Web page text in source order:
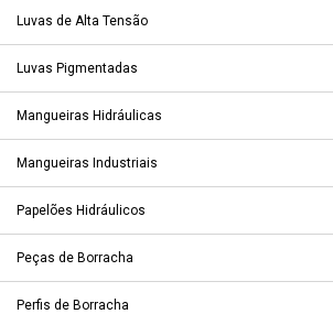
Luvas de Alta Tensão
Luvas Pigmentadas
Mangueiras Hidráulicas
Mangueiras Industriais
Papelões Hidráulicos
Peças de Borracha
Perfis de Borracha